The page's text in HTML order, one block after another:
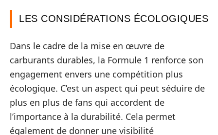
LES CONSIDÉRATIONS ÉCOLOGIQUES
Dans le cadre de la mise en œuvre de
carburants durables, la Formule 1 renforce son
engagement envers une compétition plus
écologique. C’est un aspect qui peut séduire de
plus en plus de fans qui accordent de
l’importance à la durabilité. Cela permet
également de donner une visibilité